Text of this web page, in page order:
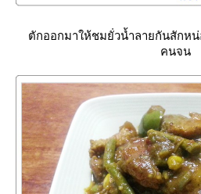
ตักออกมาให้ชมยั่วน้ำลายกันสักห
คนจน